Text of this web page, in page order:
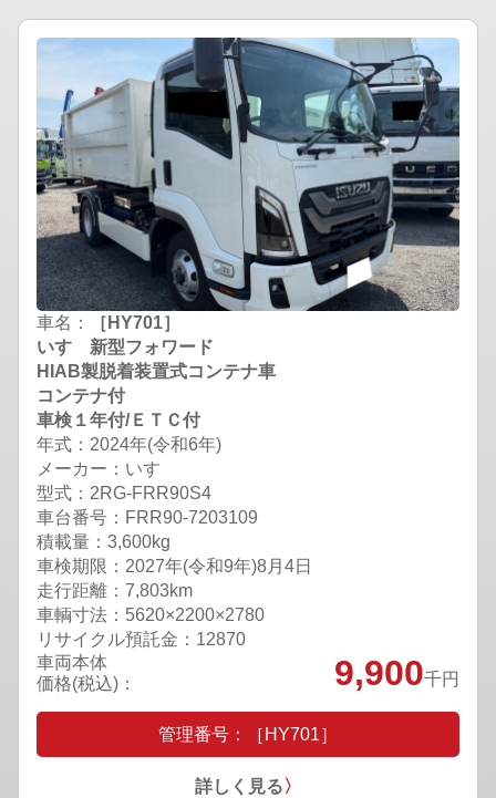
車名：
［HY701］
いすゞ新型フォワード
HIAB製脱着装置式コンテナ車
コンテナ付
車検１年付/ＥＴＣ付
年式：2024年(令和6年)
メーカー：いすゞ
型式：2RG-FRR90S4
車台番号：FRR90-7203109
積載量：3,600kg
車検期限： 2027年(令和9年)8月4日
走行距離：7,803km
車輌寸法：5620×2200×2780
リサイクル預託金：12870
車両本体
価格(税込)：
9,900千円
管理番号：［HY701］
詳しく見る〉